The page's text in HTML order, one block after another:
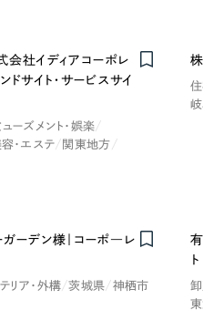
を目的としたマーケティング代行
を目的とした採用業務代行
ス
農林・水産
NPO・一般社団
会社イディアコーポレ
ドサイト・サービスサイ
ューズメント・娯楽
・エステ
関東地方
ーデン様｜コーポ―レ
リア・外構 茨城県 神栖市
ト
卸